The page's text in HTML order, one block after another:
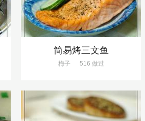
简易烤三文鱼
梅子516 做过